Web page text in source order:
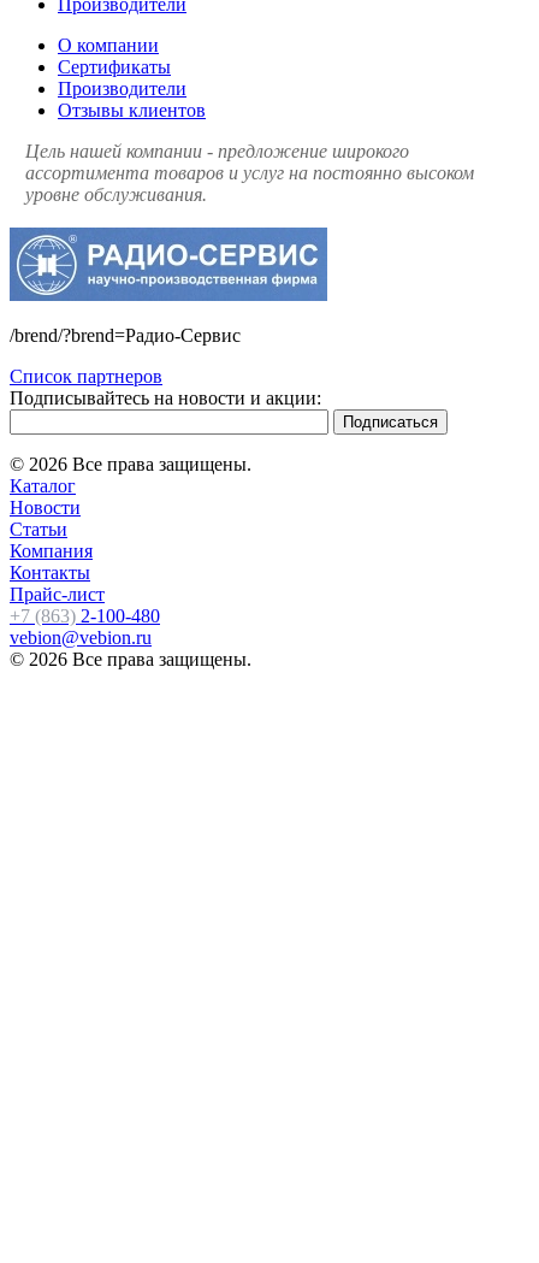
О компании
Сертификаты
Производители
Отзывы клиентов
Цель нашей компании - предложение широкого
ассортимента товаров и услуг на постоянно высоком
уровне обслуживания.
/brend/?brend=Радио-Сервис
Список партнеров
Подписывайтесь на новости и акции:
© 2026 Все права защищены.
Каталог
Новости
Статьи
Компания
Контакты
Прайс-лист
+7 (863) 2-100-480
vebion@vebion.ru
© 2026 Все права защищены.